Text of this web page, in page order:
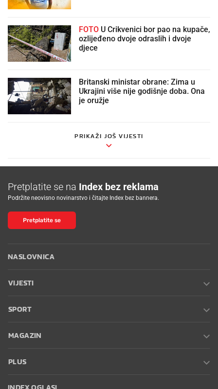
FOTO
ozlijeđeno dvoje odraslih i dvoje
djece
Britanski ministar obrane: Zima u
Ukrajini više nije godišnje doba. Ona
je oružje
PRIKAŽI JOŠ VIJESTI
Pretplatite se na Index bez reklama
Podržite neovisno novinarstvo i čitajte Index bez bannera.
Pretplatite se
NASLOVNICA
VIJESTI
SPORT
MAGAZIN
PLUS